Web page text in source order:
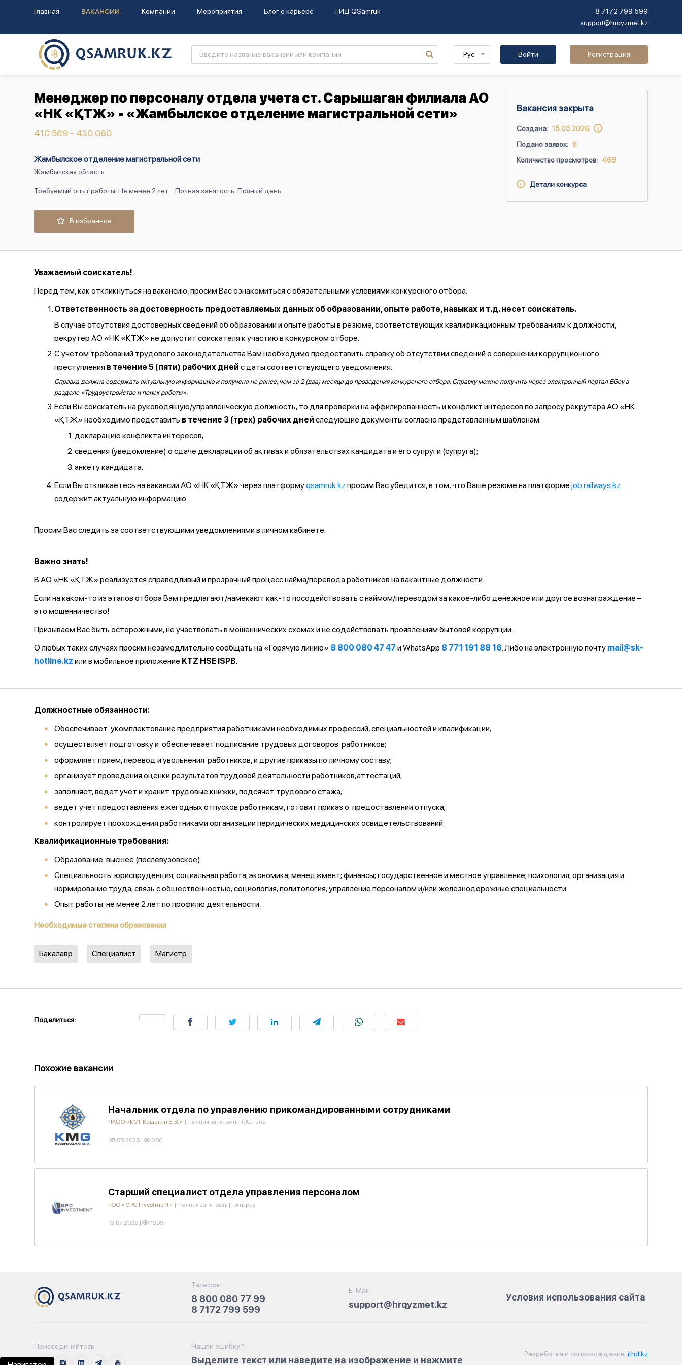
Главная ВАКАНСИИ Компании Мероприятия Блог о карьере ГИД QSamruk
8 7172 799 599
support@hrqyzmet.kz
Рус Войти Регистрация
Менеджер по персоналу отдела учета ст. Сарышаган филиала АО
«НК «ҚТЖ» - «Жамбылское отделение магистральной сети»
410 569 - 430 080
Жамбылское отделение магистральной сети
Жамбылская область
Требуемый опыт работы: Не менее 2 лет Полная занятость, Полный день
Вакансия закрыта
Создана: 15.05.2026
Подано заявок: 8
Количество просмотров: 469
Детали конкурса
В избранное
Уважаемый соискатель!
Перед тем, как откликнуться на вакансию, просим Вас ознакомиться с обязательными условиями конкурсного отбора:
Ответственность за достоверность предоставляемых данных об образовании, опыте работе, навыках и т.д. несет соискатель.
В случае отсутствия достоверных сведений об образовании и опыте работы в резюме, соответствующих квалификационным требованиям к должности,
рекрутер АО «НК «ҚТЖ» не допустит соискателя к участию в конкурсном отборе.
С учетом требований трудового законодательства Вам необходимо предоставить справку об отсутствии сведений о совершении коррупционного
преступления в течение 5 (пяти) рабочих дней с даты соответствующего уведомления.
Справка должна содержать актуальную информацию и получена не ранее, чем за 2 (два) месяца до проведения конкурсного отбора. Справку можно получить через электронный портал EGov в
разделе «Трудоустройство и поиск работы».
Если Вы соискатель на руководящую/управленческую должность, то для проверки на аффилированность и конфликт интересов по запросу рекрутера АО «НК
«ҚТЖ» необходимо представить в течение 3 (трех) рабочих дней следующие документы согласно представленным шаблонам:
декларацию конфликта интересов;
сведения (уведомление) о сдаче декларации об активах и обязательствах кандидата и его супруги (супруга);
анкету кандидата.
Если Вы откликаетесь на вакансии АО «НК «ҚТЖ» через платформуqsamruk.kz просим Вас убедится, в том, что Ваше резюме на платформе job.railways.kz
содержит актуальную информацию.
Просим Вас следить за соответствующими уведомлениями в личном кабинете.
Важно знать!
В АО «НК «ҚТЖ» реализуется справедливый и прозрачный процесс найма/перевода работников на вакантные должности.
Если на каком-то из этапов отбора Вам предлагают/намекают как-то посодействовать с наймом/переводом за какое-либо денежное или другое вознаграждение –
это мошенничество!
Призываем Вас быть осторожными, не участвовать в мошеннических схемах и не содействовать проявлениям бытовой коррупции.
О любых таких случаях просим незамедлительно сообщать на «Горячую линию» 8 800 080 47 47 и WhatsApp 8 771 191 88 16. Либо на электронную почту mail@sk-
hotline.kz или в мобильное приложение KTZ HSE ISPB.
Должностные обязанности:
Обеспечивает укомплектование предприятия работниками необходимых профессий, специальностей и квалификации;
осуществляет подготовку и обеспечевает подписание трудовых договоров работников;
оформляет прием, перевод и увольнения работников, и другие приказы по личному составу;
организует проведения оценки результатов трудовой деятельности работников,аттестаций;
заполняет, ведет учет и хранит трудовые книжки, подсячет трудового стажа;
ведет учет предоставления ежегодных отпусков работникам, готовит приказ о предоставлении отпуска;
контролирует прохождения работниками организации перидических медицинских освидетельствований.
Квалификационные требования:
Образование: высшее (послевузовское).
Специальность: юриспруденция; социальная работа; экономика; менеджмент; финансы; государственное и местное управление; психология; организация и
нормирование труда; связь с общественностью; социология; политология; управление персоналом и/или железнодорожные специальности.
Опыт работы: не менее 2 лет по профилю деятельности.
Необходимые степени образования
Бакалавр Специалист Магистр
Поделиться:
Похожие вакансии
Начальник отдела по управлению прикомандированными сотрудниками
ЧКОО «КМГ Кашаган Б.В.» | Полная занятость | г.Астана
05.08.2026 | 380
Старший специалист отдела управления персоналом
ТОО «GPC Investment» | Полная занятость | г.Атырау
13.07.2026 | 1909
Телефон:
8 800 080 77 99
8 7172 799 599
E-Mail:
support@hrqyzmet.kz
Условия использования сайта
Присоединяйтесь Нашли ошибку?:
Выделите текст или наведите на изображение и нажмите
Разработка и сопровождение ithd.kz